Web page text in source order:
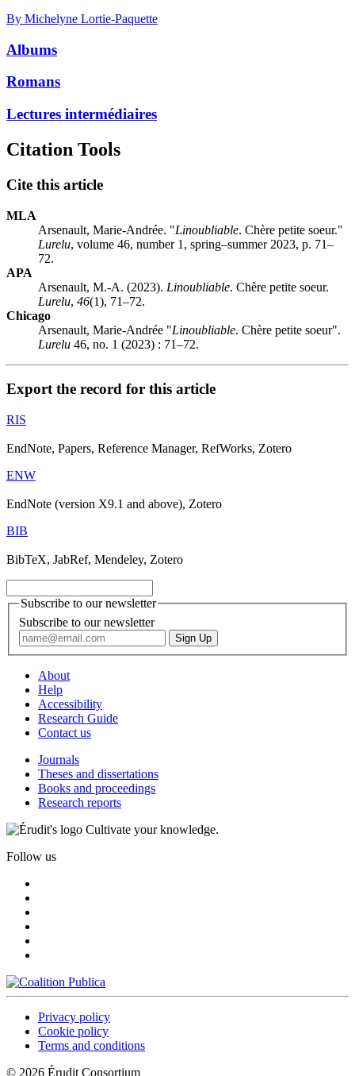
By Michelyne Lortie-Paquette
Albums
Romans
Lectures intermédiaires
Citation Tools
Cite this article
MLA
Arsenault, Marie-Andrée. "Linoubliable. Chère petite soeur."
Lurelu, volume 46, number 1, spring–summer 2023, p. 71–
72.
APA
Arsenault, M.-A. (2023). Linoubliable. Chère petite soeur.
Lurelu, 46(1), 71–72.
Chicago
Arsenault, Marie-Andrée "Linoubliable. Chère petite soeur".
Lurelu 46, no. 1 (2023) : 71–72.
Export the record for this article
RIS
EndNote, Papers, Reference Manager, RefWorks, Zotero
ENW
EndNote (version X9.1 and above), Zotero
BIB
BibTeX, JabRef, Mendeley, Zotero
Subscribe to our newsletter
Subscribe to our newsletter
About
Help
Accessibility
Research Guide
Contact us
Journals
Theses and dissertations
Books and proceedings
Research reports
Cultivate your knowledge.
Follow us
Privacy policy
Cookie policy
Terms and conditions
© 2026 Érudit Consortium